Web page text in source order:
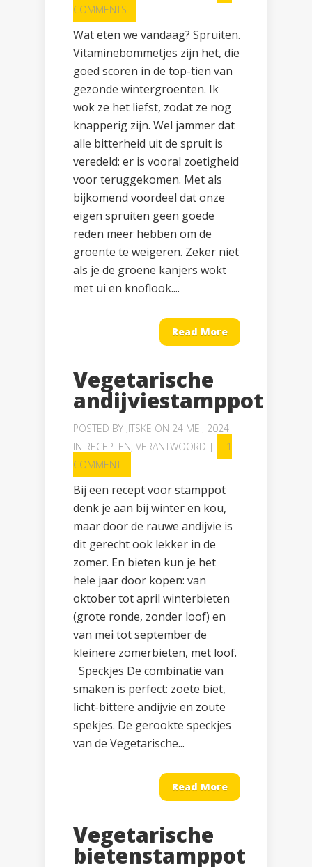
COMMENTS
Wat eten we vandaag? Spruiten.
Vitaminebommetjes zijn het, die
goed scoren in de top-tien van
gezonde wintergroenten. Ik
wok ze het liefst, zodat ze nog
knapperig zijn. Wel jammer dat
alle bitterheid uit de spruit is
veredeld: er is vooral zoetigheid
voor teruggekomen. Met als
bijkomend voordeel dat onze
eigen spruiten geen goede
reden meer hebben om de
groente te weigeren. Zeker niet
als je de groene kanjers wokt
met ui en knoflook....
Read More
Vegetarische
andijviestamppot
POSTED BY JITSKE ON 24 MEI, 2024
IN RECEPTEN, VERANTWOORD |
1
COMMENT
Bij een recept voor stamppot
denk je aan bij winter en kou,
maar door de rauwe andijvie is
dit gerecht ook lekker in de
zomer. En bieten kun je het
hele jaar door kopen: van
oktober tot april winterbieten
(grote ronde, zonder loof) en
van mei tot september de
kleinere zomerbieten, met loof.
Speckjes De combinatie van
smaken is perfect: zoete biet,
licht-bittere andijvie en zoute
spekjes. De gerookte speckjes
van de Vegetarische...
Read More
Vegetarische
bietenstamppot